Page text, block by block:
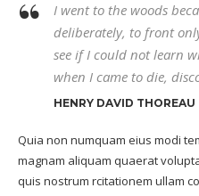
I went to the woods
deliberately, to front
see if I could not learn
when I came to die,
HENRY DAVID THOREAU
Quia non numquam eius modi
magnam aliquam quaerat
quis nostrum rcitationem ullam